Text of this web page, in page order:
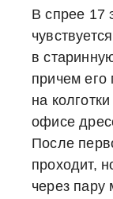
В спрее 17
в
причем
на
офисе
После
проходит,
через пару